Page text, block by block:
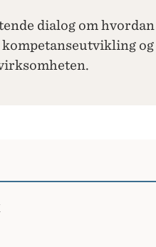
dialog om hvordan
og